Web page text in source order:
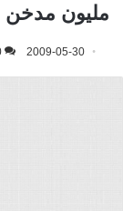
مليون مدخن
2009-05-30